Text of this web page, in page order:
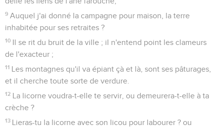
9 Auquel j'ai donné la campagne pour maison, la terre
inhabitée pour ses retraites ?
10 Il se rit du bruit de la ville ; il n'entend point les clameurs
de l'exacteur ;
11 Les montagnes qu'il va épiant çà et là, sont ses pâturages,
et il cherche toute sorte de verdure.
12 La licorne voudra-t-elle te servir, ou demeurera-t-elle à ta
crèche ?
13 Lieras-tu la licorne avec son licou pour labourer ? ou